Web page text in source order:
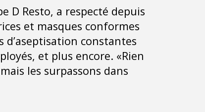
D Resto, a respecté depuis
et masques conformes
constantes
et plus encore. «Rien
les surpassons dans